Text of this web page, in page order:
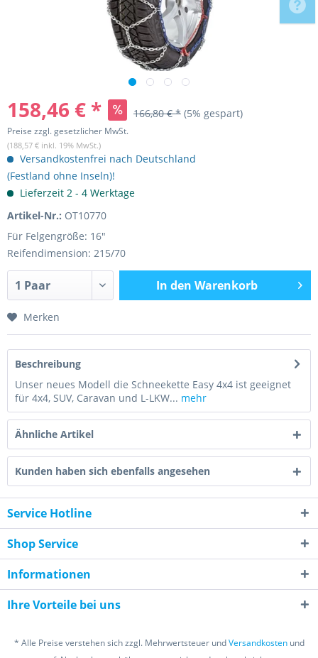
158,46 € * 166,80 € * (5% gespart)
Preise zzgl. gesetzlicher MwSt.
(188,57 € inkl. 19% MwSt.)
Versandkostenfrei nach Deutschland
(Festland ohne Inseln)!
Lieferzeit 2 - 4 Werktage
Artikel-Nr.: OT10770
Für Felgengröße: 16"
Reifendimension: 215/70
In den Warenkorb
Merken
Beschreibung
Unser neues Modell die Schneekette Easy 4x4 ist geeignet
für 4x4, SUV, Caravan und L-LKW... mehr
Ähnliche Artikel
Kunden haben sich ebenfalls angesehen
Service Hotline
Shop Service
Informationen
Ihre Vorteile bei uns
* Alle Preise verstehen sich zzgl. Mehrwertsteuer undVersandkostenund